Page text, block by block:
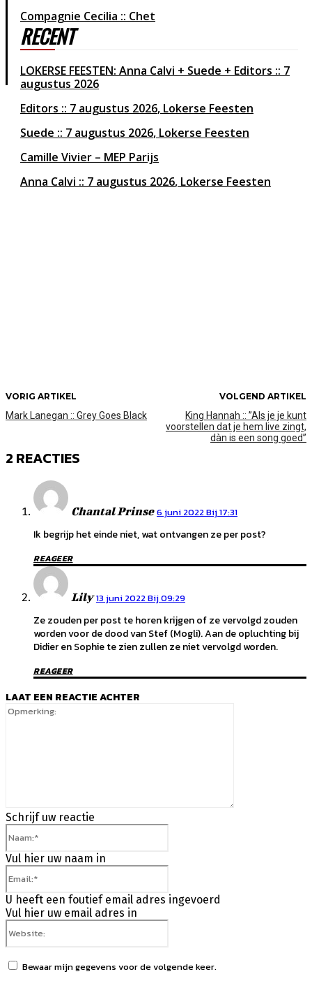
Compagnie Cecilia :: Chet
RECENT
LOKERSE FEESTEN: Anna Calvi + Suede + Editors :: 7
augustus 2026
Editors
7 augustus 2026 Lokerse Feesten
Suede
7 augustus 2026 Lokerse Feesten
Camille Vivier – MEP Parijs
Anna Calvi
7 augustus 2026 Lokerse Feesten
VORIG ARTIKEL
Mark Lanegan :: Grey Goes Black
VOLGEND ARTIKEL
King Hannah :: ”Als je je kunt
voorstellen dat je hem live zingt,
dàn is een song goed”
2 REACTIES
Chantal Prinse 6 juni 2022 Bij 17:31
Ik begrijp het einde niet, wat ontvangen ze per post?
REAGEER
Lily 13 juni 2022 Bij 09:29
Ze zouden per post te horen krijgen of ze vervolgd zouden
worden voor de dood van Stef (Mogli). Aan de opluchting bij
Didier en Sophie te zien zullen ze niet vervolgd worden.
REAGEER
LAAT EEN REACTIE ACHTER
Schrijf uw reactie
Vul hier uw naam in
U heeft een foutief email adres ingevoerd
Vul hier uw email adres in
Bewaar mijn gegevens voor de volgende keer.